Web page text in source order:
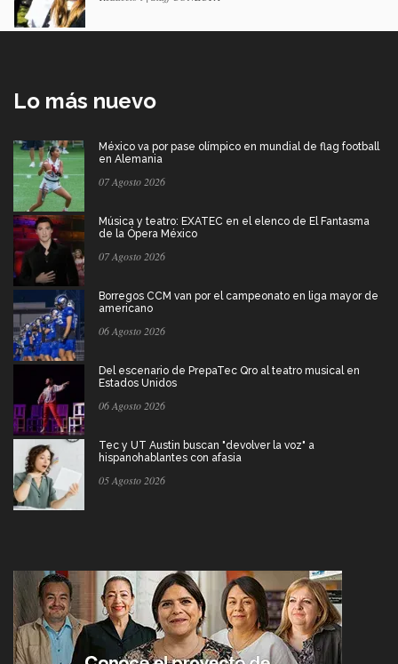
Lo más nuevo
México va por pase olímpico en mundial de flag football
en Alemania
07 Agosto 2026
Música y teatro: EXATEC en el elenco de El Fantasma
de la Ópera México
07 Agosto 2026
Borregos CCM van por el campeonato en liga mayor de
americano
06 Agosto 2026
Del escenario de PrepaTec Qro al teatro musical en
Estados Unidos
06 Agosto 2026
Tec y UT Austin buscan "devolver la voz" a
hispanohablantes con afasia
05 Agosto 2026